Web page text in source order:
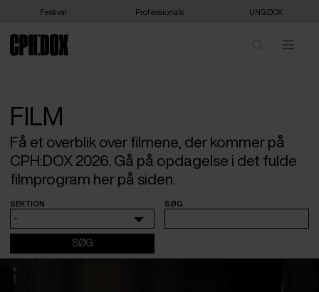
Festival Professionals UNG:DOX
FILM
Få et overblik over filmene, der kommer på
CPH:DOX 2026. Gå på opdagelse i det fulde
filmprogram her på siden.
SEKTION
-
SØG